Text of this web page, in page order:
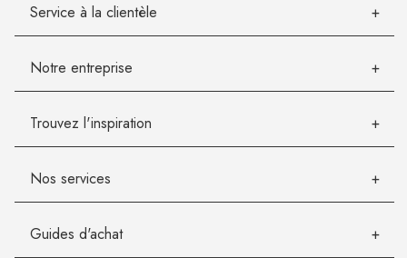
Service à la clientèle
Notre entreprise
Trouvez l'inspiration
Nos services
Guides d'achat